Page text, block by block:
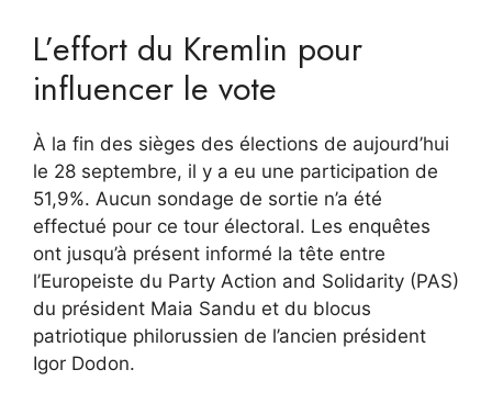
L’effort du Kremlin pour
influencer le vote
À la fin des sièges des élections de aujourd’hui
le 28 septembre, il y a eu une participation de
51,9%. Aucun sondage de sortie n’a été
effectué pour ce tour électoral. Les enquêtes
ont jusqu’à présent informé la tête entre
l’Europeiste du Party Action and Solidarity (PAS)
du président Maia Sandu et du blocus
patriotique philorussien de l’ancien président
Igor Dodon.